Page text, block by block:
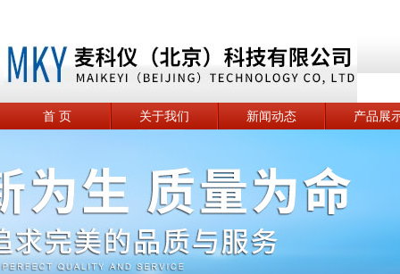
首 页 关于我们 新闻动态 产品展